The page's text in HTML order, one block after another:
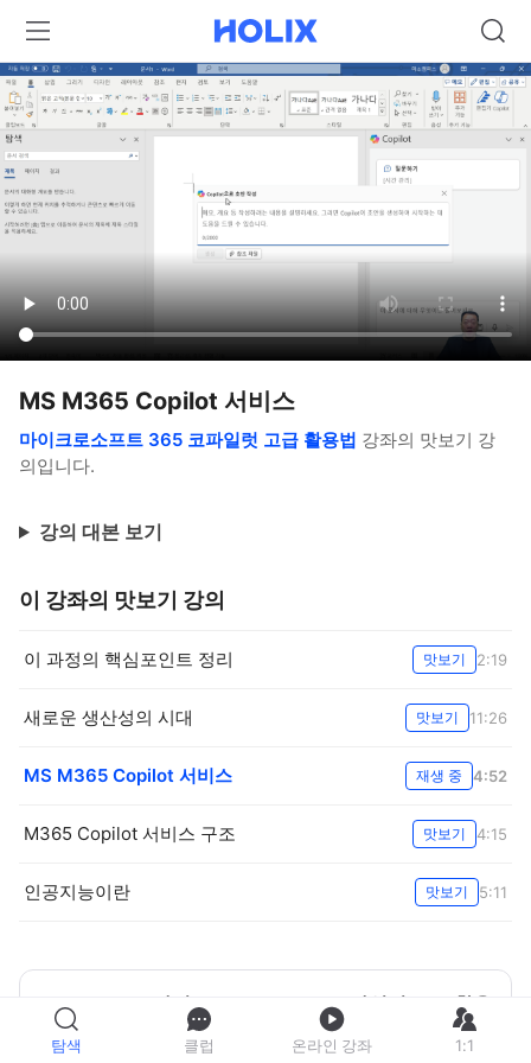
MS M365 Copilot 서비스
마이크로소프트 365 코파일럿 고급 활용법 강좌의 맛보기 강
의입니다.
강의 대본 보기
이 강좌의 맛보기 강의
이 과정의 핵심포인트 정리 맛보기 2:19
새로운 생산성의 시대 맛보기 11:26
MS M365 Copilot 서비스 재생 중 4:52
M365 Copilot 서비스 구조 맛보기 4:15
인공지능이란 맛보기 5:11
마이크로소프트 365 코파일럿 고급 활용
강좌 자세히 보기
탐색 클럽 온라인 강좌 1:1